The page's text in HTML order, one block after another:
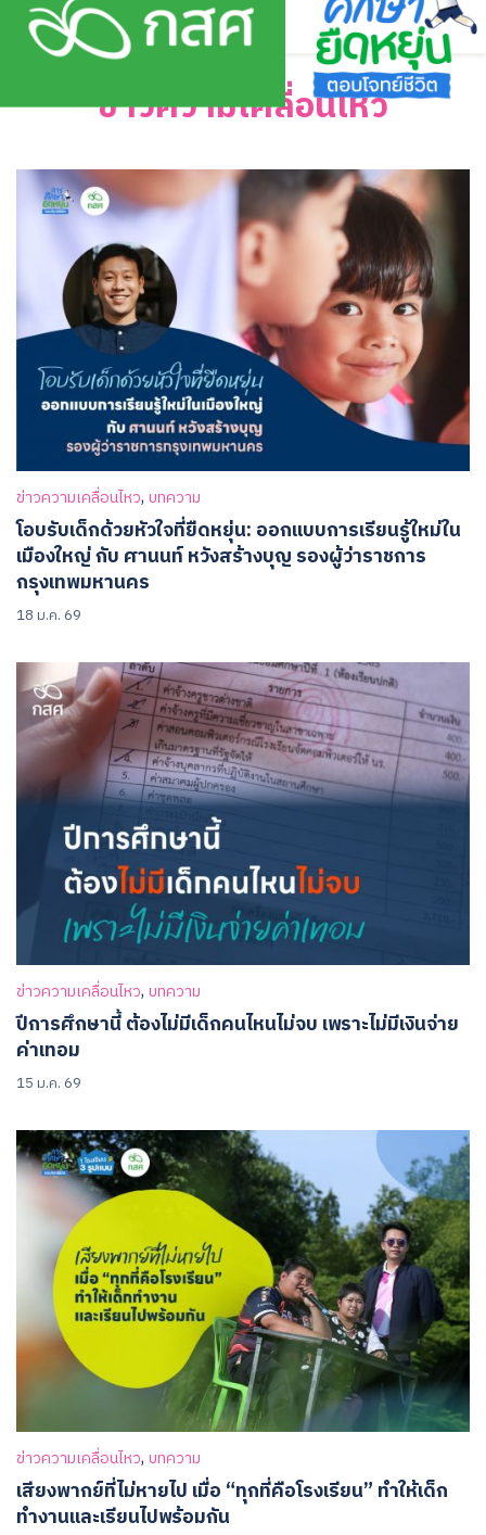
Skip
ข่าวความเคลื่อนไหว
ข่าวความเคลื่อนไหว, บทความ
โอบรับเด็กด้วยหัวใจที่ยืดหยุ่น: ออกแบบการเรียนรู้ใหม่ใน
เมืองใหญ่ กับ ศานนท์ หวังสร้างบุญ รองผู้ว่าราชการ
กรุงเทพมหานคร
18 ม.ค. 69
ข่าวความเคลื่อนไหว, บทความ
ปีการศึกษานี้ ต้องไม่มีเด็กคนไหนไม่จบ เพราะไม่มีเงินจ่าย
ค่าเทอม
15 ม.ค. 69
ข่าวความเคลื่อนไหว, บทความ
เสียงพากย์ที่ไม่หายไป เมื่อ “ทุกที่คือโรงเรียน” ทำให้เด็ก
ทำงานและเรียนไปพร้อมกัน